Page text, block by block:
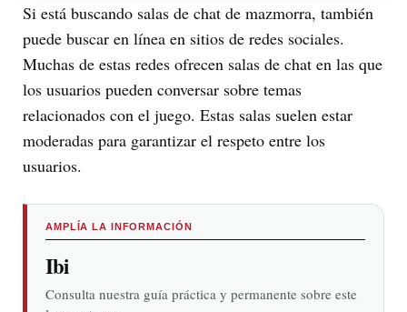
Si está buscando salas de chat de mazmorra, también
puede buscar en línea en sitios de redes sociales.
Muchas de estas redes ofrecen salas de chat en las que
los usuarios pueden conversar sobre temas
relacionados con el juego. Estas salas suelen estar
moderadas para garantizar el respeto entre los
usuarios.
AMPLÍA LA INFORMACIÓN
Ibi
Consulta nuestra guía práctica y permanente sobre este